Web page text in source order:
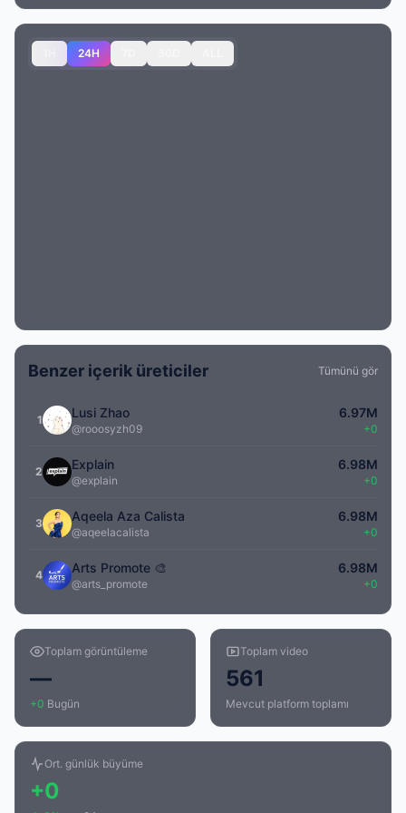
24H
Benzer içerik üreticiler Tümünü gör
1 Lusi Zhao
@rooosyzh09
6.97M
+0
2 Explain
@explain
6.98M
+0
3 Aqeela Aza Calista
@aqeelacalista
6.98M
+0
4 Arts Promote 🎨
@arts_promote
6.98M
+0
Toplam görüntüleme
—
+0 Bugün
Toplam video
561
Mevcut platform toplamı
Ort. günlük büyüme
+0